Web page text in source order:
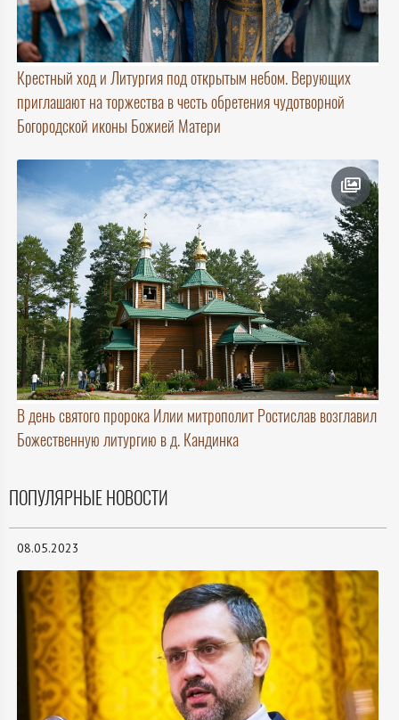
Крестный ход и Литургия под открытым небом. Верующих
приглашают на торжества в честь обретения чудотворной
Богородской иконы Божией Матери
В день святого пророка Илии митрополит Ростислав возглавил
Божественную литургию в д. Кандинка
ПОПУЛЯРНЫЕ НОВОСТИ
08.05.2023